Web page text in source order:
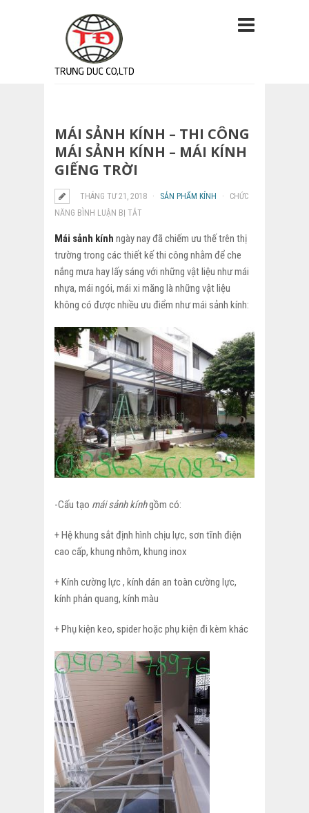
MÁI SẢNH KÍNH – THI CÔNG
MÁI SẢNH KÍNH – MÁI KÍNH
GIẾNG TRỜI
THÁNG TƯ 21, 2018 SẢN PHẨM KÍNH
CHỨC
NĂNG BÌNH LUẬN BỊ TẮT
SẢNH
–
MÁI
SẢNH
KÍNH
–
MÁI
KÍNH
GIẾNG
TRỜI
Mái sảnh kính ngày nay đã chiếm ưu thế trên thị
trường trong các thiết kế thi công nhằm để che
nắng mưa hay lấy sáng với những vật liệu như mái
nhựa, mái ngói, mái xi măng là những vật liệu
không có được nhiều ưu điểm như mái sảnh kính:
-Cấu tạo mái sảnh kínhgồm có:
+ Hệ khung sắt định hình chịu lực, sơn tĩnh điện
cao cấp, khung nhôm, khung inox
+ Kính cường lực , kính dán an toàn cường lực,
kính phản quang, kính màu
+ Phụ kiện keo, spider hoặc phụ kiện đi kèm khác